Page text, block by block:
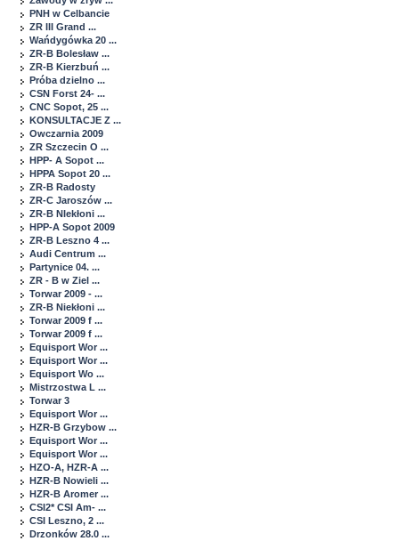
PNH w Celbancie
ZR III Grand ...
Wańdygówka 20 ...
ZR-B Bolesław ...
ZR-B Kierzbuń ...
Próba dzielno ...
CSN Forst 24- ...
CNC Sopot, 25 ...
KONSULTACJE Z ...
Owczarnia 2009
ZR Szczecin O ...
HPP- A Sopot ...
HPPA Sopot 20 ...
ZR-B Radosty
ZR-C Jaroszów ...
ZR-B NIekłoni ...
HPP-A Sopot 2009
ZR-B Leszno 4 ...
Audi Centrum ...
Partynice 04. ...
ZR - B w Ziel ...
Torwar 2009 - ...
ZR-B Niekłoni ...
Torwar 2009 f ...
Torwar 2009 f ...
Equisport Wor ...
Equisport Wor ...
Equisport Wo ...
Mistrzostwa L ...
Torwar 3
Equisport Wor ...
HZR-B Grzybow ...
Equisport Wor ...
Equisport Wor ...
HZO-A, HZR-A ...
HZR-B Nowieli ...
HZR-B Aromer ...
CSI2* CSI Am- ...
CSI Leszno, 2 ...
Drzonków 28.0 ...